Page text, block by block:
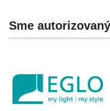
Sme